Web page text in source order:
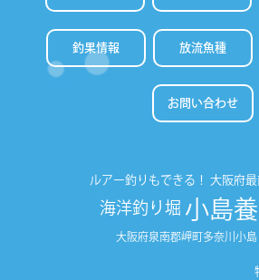
釣果情報 放流魚種
お問い合わせ
ルアー釣りもできる！ 大阪府
海洋釣り堀 小島
大阪府泉南郡岬町多奈川小島